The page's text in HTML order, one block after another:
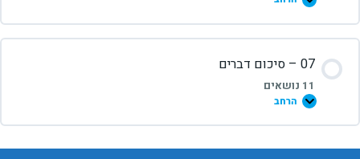
07 – סיכום דברים
11 נושאים
הרחב